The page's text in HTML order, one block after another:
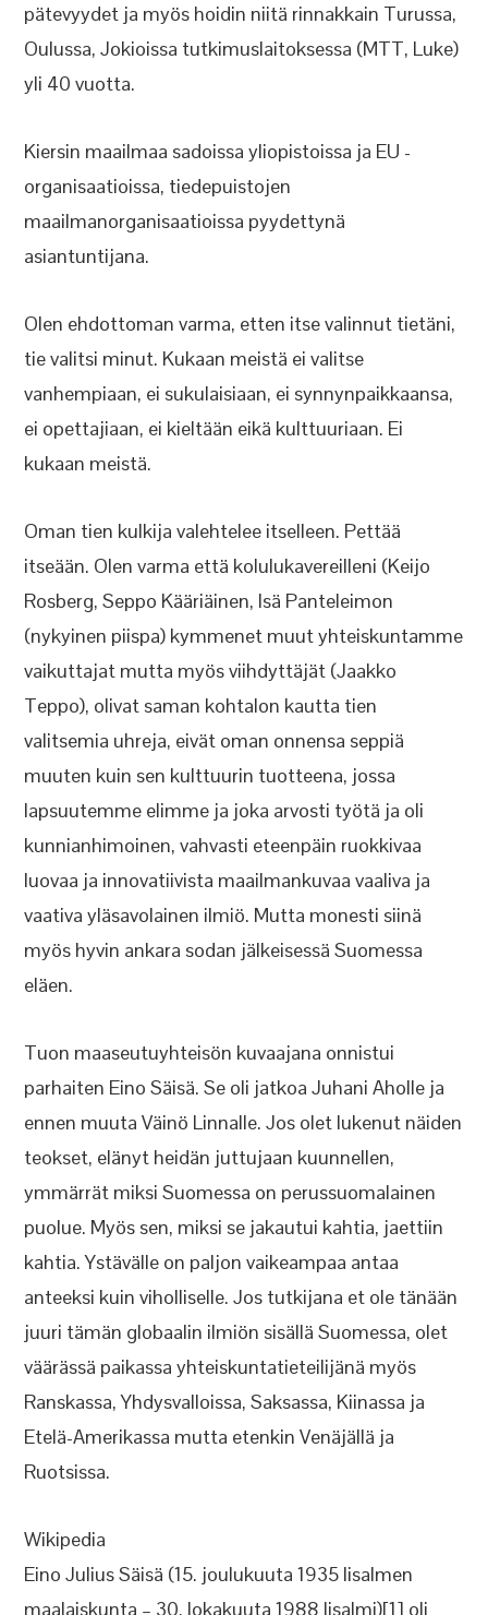
pätevyydet ja myös hoidin niitä rinnakkain Turussa,
Oulussa, Jokioissa tutkimuslaitoksessa (MTT, Luke)
yli 40 vuotta.
Kiersin maailmaa sadoissa yliopistoissa ja EU -
organisaatioissa, tiedepuistojen
maailmanorganisaatioissa pyydettynä
asiantuntijana.
Olen ehdottoman varma, etten itse valinnut tietäni,
tie valitsi minut. Kukaan meistä ei valitse
vanhempiaan, ei sukulaisiaan, ei synnynpaikkaansa,
ei opettajiaan, ei kieltään eikä kulttuuriaan. Ei
kukaan meistä.
Oman tien kulkija valehtelee itselleen. Pettää
itseään. Olen varma että kolulukavereilleni (Keijo
Rosberg, Seppo Kääriäinen, Isä Panteleimon
(nykyinen piispa) kymmenet muut yhteiskuntamme
vaikuttajat mutta myös viihdyttäjät (Jaakko
Teppo), olivat saman kohtalon kautta tien
valitsemia uhreja, eivät oman onnensa seppiä
muuten kuin sen kulttuurin tuotteena, jossa
lapsuutemme elimme ja joka arvosti työtä ja oli
kunnianhimoinen, vahvasti eteenpäin ruokkivaa
luovaa ja innovatiivista maailmankuvaa vaaliva ja
vaativa yläsavolainen ilmiö. Mutta monesti siinä
myös hyvin ankara sodan jälkeisessä Suomessa
eläen.
Tuon maaseutuyhteisön kuvaajana onnistui
parhaiten Eino Säisä. Se oli jatkoa Juhani Aholle ja
ennen muuta Väinö Linnalle. Jos olet lukenut näiden
teokset, elänyt heidän juttujaan kuunnellen,
ymmärrät miksi Suomessa on perussuomalainen
puolue. Myös sen, miksi se jakautui kahtia, jaettiin
kahtia. Ystävälle on paljon vaikeampaa antaa
anteeksi kuin viholliselle. Jos tutkijana et ole tänään
juuri tämän globaalin ilmiön sisällä Suomessa, olet
väärässä paikassa yhteiskuntatieteilijänä myös
Ranskassa, Yhdysvalloissa, Saksassa, Kiinassa ja
Etelä-Amerikassa mutta etenkin Venäjällä ja
Ruotsissa.
Wikipedia
Eino Julius Säisä (15. joulukuuta 1935 Iisalmen
maalaiskunta – 30. lokakuuta 1988 Iisalmi)[1] oli